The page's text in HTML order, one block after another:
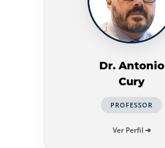
Dr. Antonio
Cury
PROFESSOR
Ver Perfil ➔